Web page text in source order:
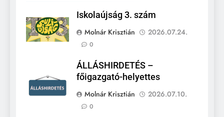
Iskolaújság 3. szám
Molnár Krisztián
2026.07.24.
0
ÁLLÁSHIRDETÉS –
főigazgató-helyettes
Molnár Krisztián
2026.07.10.
0